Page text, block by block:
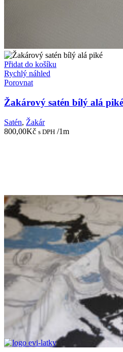
Přidat do košíku
Rychlý náhled
Porovnat
Žakárový satén bílý alá piké
Satén, Žakár
800,00Kč s DPH /1m